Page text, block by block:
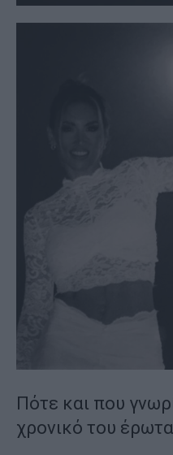
Πότε και που
χρονικό του